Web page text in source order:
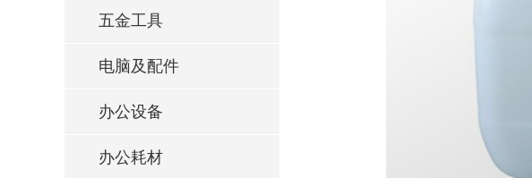
五金工具
电脑及配件
办公设备
办公耗材